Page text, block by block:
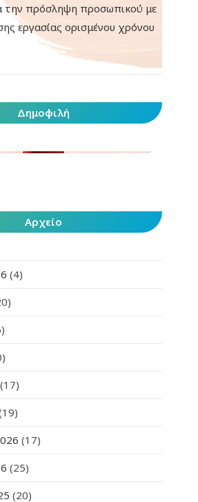
την πρόσληψη προσωπικού με
εργασίας ορισμένου χρόνου
Δημοφιλή
Αρχείο
(4)
(17)
(17)
(25)
(20)